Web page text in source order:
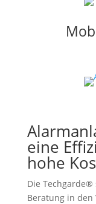
eine
hohe
Die
Beratung in den